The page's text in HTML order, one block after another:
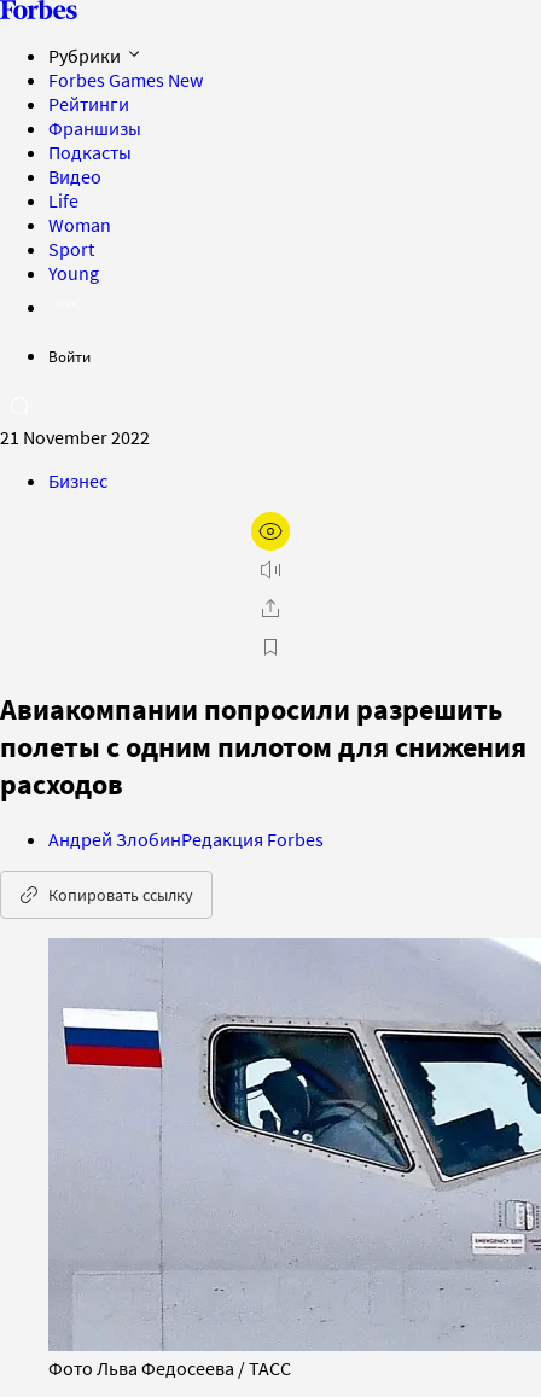
Рубрики
Forbes Games New
Рейтинги
Франшизы
Подкасты
Видео
Life
Woman
Sport
Young
Войти
21 November 2022
Бизнес
Авиакомпании попросили разрешить
полеты с одним пилотом для снижения
расходов
Андрей ЗлобинРедакция Forbes
Копировать ссылку
Фото Льва Федосеева / ТАСС